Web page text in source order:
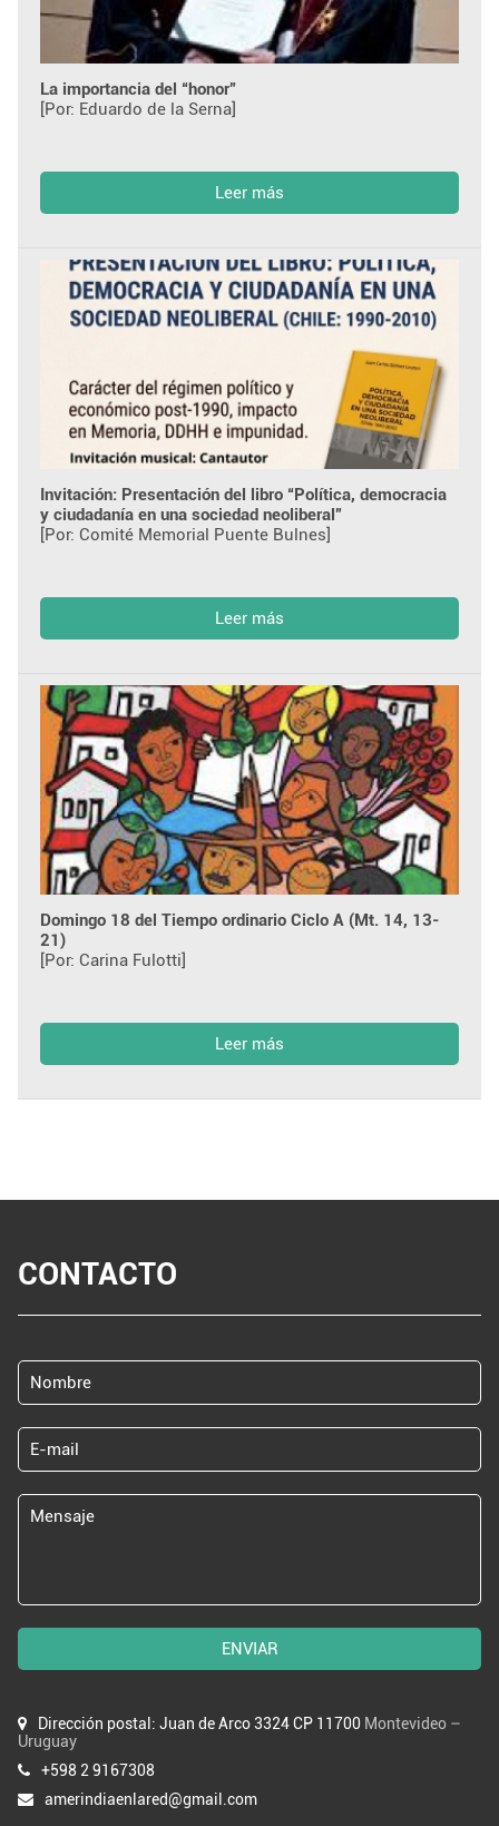
La importancia del “honor”
[Por: Eduardo de la Serna]
Leer más
Invitación: Presentación del libro “Política, democracia
y ciudadanía en una sociedad neoliberal”
[Por: Comité Memorial Puente Bulnes]
Leer más
Domingo 18 del Tiempo ordinario Ciclo A (Mt. 14, 13-
21)
[Por: Carina Fulotti]
Leer más
CONTACTO
ENVIAR
Dirección postal: Juan de Arco 3324 CP 11700 Montevideo –
Uruguay
+598 2 9167308
amerindiaenlared@gmail.com